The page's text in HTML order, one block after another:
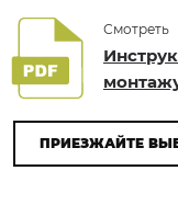
Смотреть
ПРИЕЗЖАЙТЕ